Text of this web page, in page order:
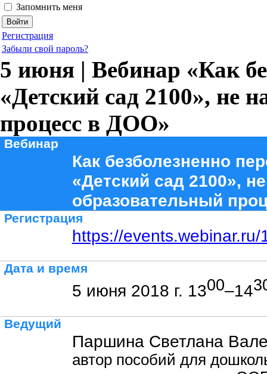
Запомнить меня
Регистрация
Забыли свой пароль?
5 июня | Вебинар «Как
«Детский сад 2100», не
процесс в ДОО»
Вебинар
Как безболезненно
«Детский сад 2100»,
образовательный
Регистрация
https://
Дата и время
5 июня 2018 г. 1300–14
Ведущий
Паршина Светлана
автор пособий для